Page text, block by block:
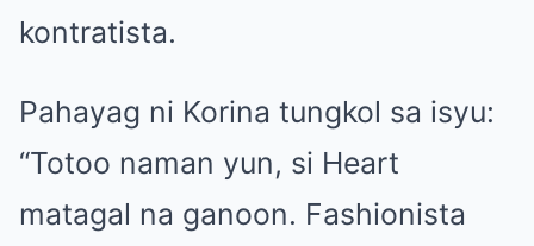
kontratista.
Pahayag ni Korina tungkol sa isyu:
“Totoo naman yun, si Heart
matagal na ganoon. Fashionista